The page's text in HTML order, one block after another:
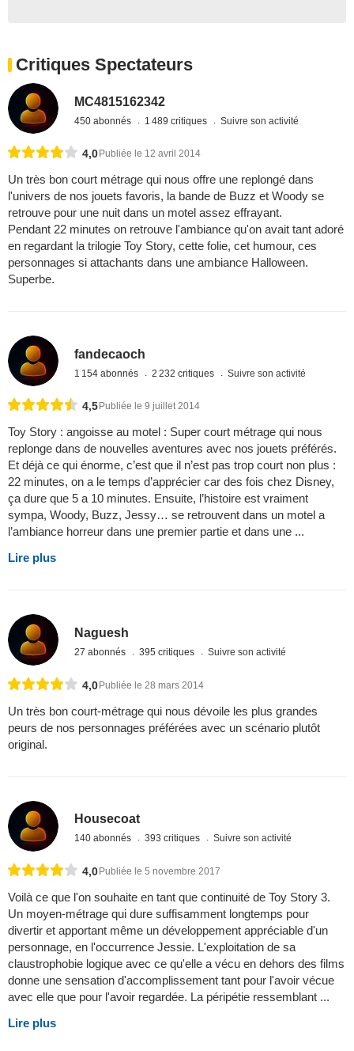
Critiques Spectateurs
MC4815162342
450 abonnés 1 489 critiques Suivre son activité
4,0 Publiée le 12 avril 2014
Un très bon court métrage qui nous offre une replongé dans
l'univers de nos jouets favoris, la bande de Buzz et Woody se
retrouve pour une nuit dans un motel assez effrayant.
Pendant 22 minutes on retrouve l'ambiance qu'on avait tant adoré
en regardant la trilogie Toy Story, cette folie, cet humour, ces
personnages si attachants dans une ambiance Halloween.
Superbe.
fandecaoch
1 154 abonnés 2 232 critiques Suivre son activité
4,5 Publiée le 9 juillet 2014
Toy Story : angoisse au motel : Super court métrage qui nous
replonge dans de nouvelles aventures avec nos jouets préférés.
Et déjà ce qui énorme, c’est que il n’est pas trop court non plus :
22 minutes, on a le temps d’apprécier car des fois chez Disney,
ça dure que 5 a 10 minutes. Ensuite, l’histoire est vraiment
sympa, Woody, Buzz, Jessy… se retrouvent dans un motel a
l’ambiance horreur dans une premier partie et dans une ...
Lire plus
Naguesh
27 abonnés 395 critiques Suivre son activité
4,0Publiée le 28 mars 2014
Un très bon court-métrage qui nous dévoile les plus grandes
peurs de nos personnages préférées avec un scénario plutôt
original.
Housecoat
140 abonnés 393 critiques Suivre son activité
4,0 Publiée le 5 novembre 2017
Voilà ce que l'on souhaite en tant que continuité de Toy Story 3.
Un moyen-métrage qui dure suffisamment longtemps pour
divertir et apportant même un développement appréciable d'un
personnage, en l'occurrence Jessie. L'exploitation de sa
claustrophobie logique avec ce qu'elle a vécu en dehors des films
donne une sensation d'accomplissement tant pour l'avoir vécue
avec elle que pour l'avoir regardée. La péripétie ressemblant ...
Lire plus